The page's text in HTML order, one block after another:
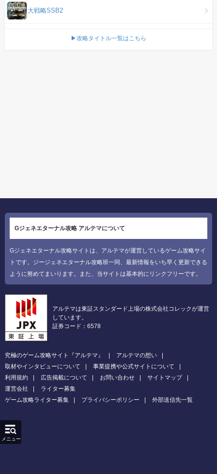
大戦略SSB2
▶攻略タイトル一覧はこちら
Gジェネエターナル攻略 アルテマについて
Gジェネエターナル攻略サイトは、アルテマが運営しているゲーム攻略サイ
トです。ジージェネエターナル攻略班一同、最新情報をいち早く更新できる
ように努めてまいります。また、当サイトは基本的にリンクフリーです。
アルテマは東証スタンダード上場の株式会社コレックが運営
しています。
証券コード：6578
究極のゲーム攻略サイト『アルテマ』
アルテマの想い
取材やインタビューについて
事業提携や公式サイトについて
利用規約
広告掲載について お問い合わせ
サイトマップ
運営会社
ライター募集
ゲーム攻略ライター募集
プライバシーポリシー 外部送信先一覧
メニュー